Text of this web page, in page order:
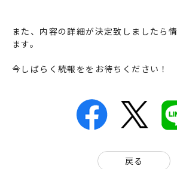
また、内容の詳細が決定致しましたら
ます。
今しばらく続報ををお待ちください！
戻る